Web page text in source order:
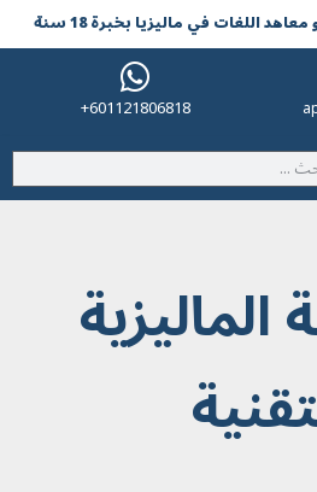
اللغات في مالیزیا بخبرة 18 سنة
601121806818+
الماليزية